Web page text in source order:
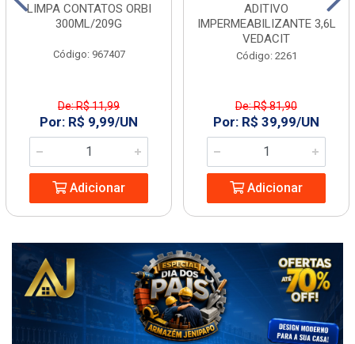
LIMPA CONTATOS ORBI
300ML/209G
Código: 967407
De: R$ 11,99
Por: R$ 9,99/UN
Adicionar
ADITIVO
IMPERMEABILIZANTE 3,6L
VEDACIT
Código: 2261
De: R$ 81,90
Por: R$ 39,99/UN
Adicionar